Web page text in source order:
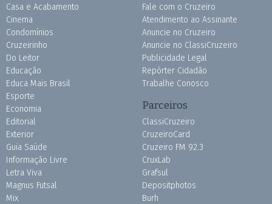
Casa e Acabamento
Cinema
Condomínios
Cruzeirinho
Do Leitor
Educação
Educa Mais Brasil
Esporte
Economia
Editorial
Exterior
Guia Saúde
Informação Livre
Letra Viva
Magnus Futsal
Mix
Fale com o Cruzeiro
Atendimento ao Assinante
Anuncie no Cruzeiro
Anuncie no ClassiCruzeiro
Publicidade Legal
Repórter Cidadão
Trabalhe Conosco
Parceiros
ClassiCruzeiro
CruzeiroCard
Cruzeiro FM 92.3
CruxLab
Grafsul
Depositphotos
Burh